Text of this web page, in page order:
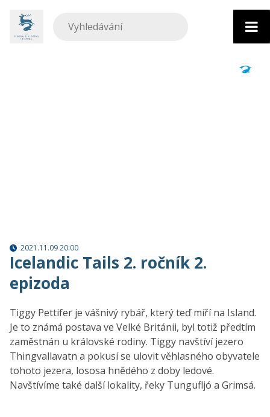
obsahu
2021.11.09 20:00
Icelandic Tails 2. ročník 2.
epizoda
Tiggy Pettifer je vášnivý rybář, který teď míří na Island.
Je to známá postava ve Velké Británii, byl totiž předtím
zaměstnán u královské rodiny. Tiggy navštíví jezero
Thingvallavatn a pokusí se ulovit věhlasného obyvatele
tohoto jezera, lososa hnědého z doby ledové.
Navštívíme také další lokality, řeky Tungufljó a Grimsá.